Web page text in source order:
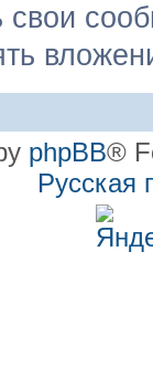
свои
phpBB®
Русская